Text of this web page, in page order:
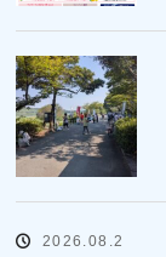
2026.08.2